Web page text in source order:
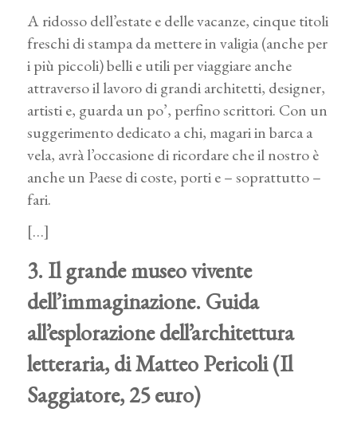
A ridosso dell’estate e delle vacanze, cinque titoli
freschi di stampa da mettere in valigia (anche per
i più piccoli) belli e utili per viaggiare anche
attraverso il lavoro di grandi architetti, designer,
artisti e, guarda un po’, perfino scrittori. Con un
suggerimento dedicato a chi, magari in barca a
vela, avrà l’occasione di ricordare che il nostro è
anche un Paese di coste, porti e – soprattutto –
fari.
[…]
3. Il grande museo vivente
dell’immaginazione. Guida
all’esplorazione dell’architettura
letteraria, di Matteo Pericoli (Il
Saggiatore, 25 euro)